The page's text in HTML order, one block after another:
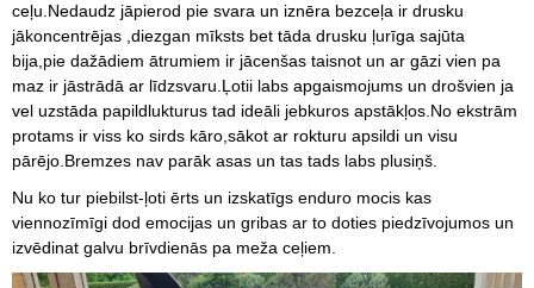
ceļu.Nedaudz jāpierod pie svara un iznēra bezceļa ir drusku
jākoncentrējas ,diezgan mīksts bet tāda drusku ļurīga sajūta
bija,pie dažādiem ātrumiem ir jācenšas taisnot un ar gāzi vien pa
maz ir jāstrādā ar līdzsvaru.Ļotii labs apgaismojums un drošvien ja
vel uzstāda papildlukturus tad ideāli jebkuros apstākļos.No ekstrām
protams ir viss ko sirds kāro,sākot ar rokturu apsildi un visu
pārējo.Bremzes nav parāk asas un tas tads labs plusiņš.
Nu ko tur piebilst-ļoti ērts un izskatīgs enduro mocis kas
viennozīmīgi dod emocijas un gribas ar to doties piedzīvojumos un
izvēdinat galvu brīvdienās pa meža ceļiem.